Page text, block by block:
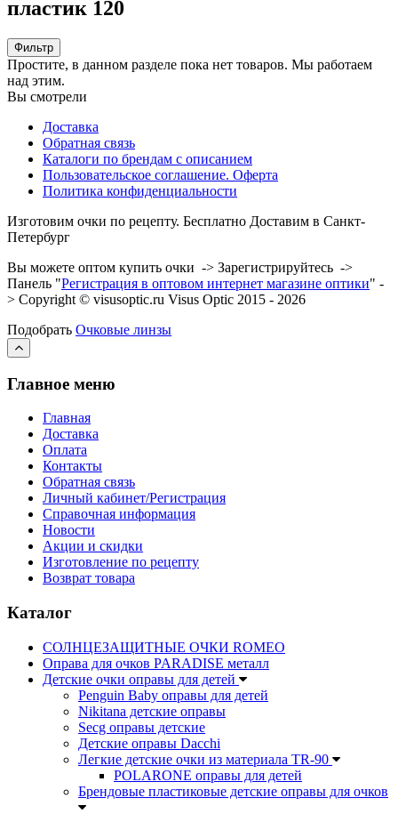
пластик 120
Фильтр
Простите, в данном разделе пока нет товаров. Мы работаем
над этим.
Вы смотрели
Доставка
Обратная связь
Каталоги по брендам с описанием
Пользовательское соглашение. Оферта
Политика конфиденциальности
Изготовим очки по рецепту. Бесплатно Доставим в Санкт-
Петербург
Вы можете оптом купить очки -> Зарегистрируйтесь ->
Панель "Регистрация в оптовом интернет магазине оптики" -
> Copyright © visusoptic.ru Visus Optic 2015 - 2026
Подобрать Очковые линзы
Главное меню
Главная
Доставка
Оплата
Контакты
Обратная связь
Личный кабинет/Регистрация
Справочная информация
Новости
Акции и скидки
Изготовление по рецепту
Возврат товара
Каталог
СОЛНЦЕЗАЩИТНЫЕ ОЧКИ ROMEO
Оправа для очков PARADISE металл
Детские очки оправы для детей
Penguin Baby оправы для детей
Nikitana детские оправы
Secg оправы детские
Детские оправы Dacchi
Легкие детские очки из материала TR-90
POLARONE оправы для детей
Брендовые пластиковые детские оправы для очков